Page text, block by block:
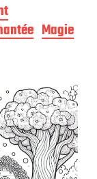
Magie